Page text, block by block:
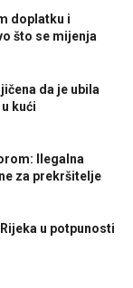
doplatku i
što se mijenja
da je ubila
kući
Ilegalna
za prekršitelje
u potpunosti